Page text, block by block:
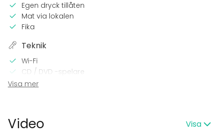
Egen dryck tillåten
Mat via lokalen
Fika
Teknik
Wi-Fi
CD / DVD -spelare
Professionellt ljudsystem
Terrass
Visa mer
Video Visa